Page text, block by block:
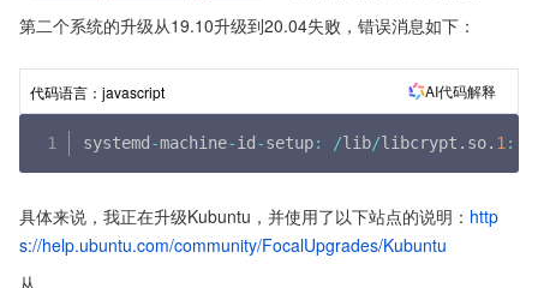
第二个系统的升级从19.10升级到20.04失败，错误消息如下：
代码语言： javascript AI代码解释
systemd -machine-id -setup: /lib/libcrypt . so. 1 :
具体来说，我正在升级Kubuntu，并使用了以下站点的说明： http
s://help.ubuntu.com/community/FocalUpgrades/Kubuntu
从